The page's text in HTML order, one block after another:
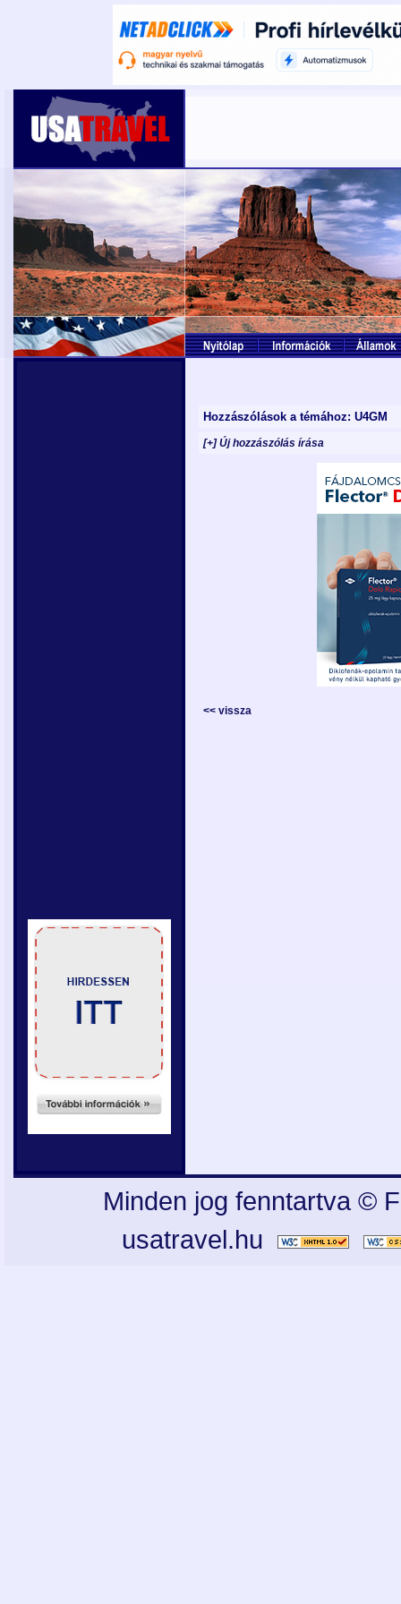
Hozzászólások a témához: U4GM
[+] Új hozzászólás írása
<< vissza
Minden jog fenntartva ©
usatravel.hu